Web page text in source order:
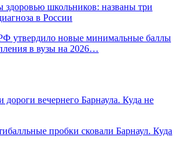
здоровью школьников: названы три
в России
утвердило новые минимальные баллы
в вузы на 2026…
дороги вечернего Барнаула. Куда не
пробки сковали Барнаул. Куда